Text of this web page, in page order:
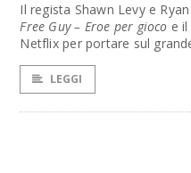
Il regista Shawn Levy e
Free Guy – Eroe per gioco e
Netflix per portare sul
LEGGI